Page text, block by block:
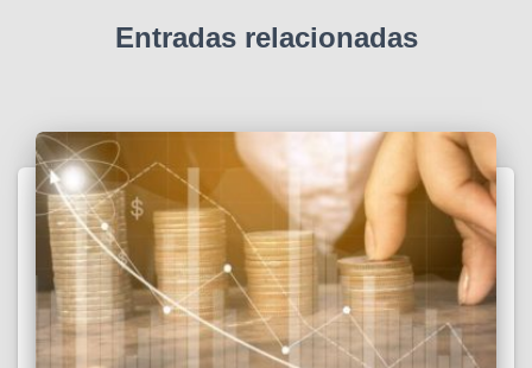
Entradas relacionadas